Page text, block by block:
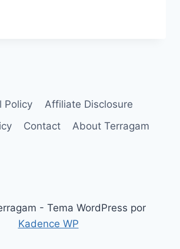
Policy
Affiliate Disclosure
Contact About Terragam
- Tema WordPress por
Kadence WP